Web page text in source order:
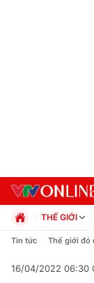
THẾ GIỚI
Chính trị
Pháp luật
Tin tức Thế giới đó
16/04/2022 06:30